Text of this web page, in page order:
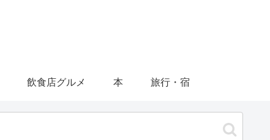
飲食店グルメ 本 旅行・宿